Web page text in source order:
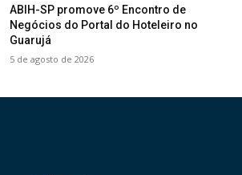
ABIH-SP promove 6º Encontro de
Negócios do Portal do Hoteleiro no
Guarujá
5 de agosto de 2026